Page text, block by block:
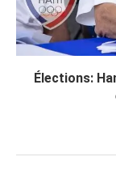
Élections: